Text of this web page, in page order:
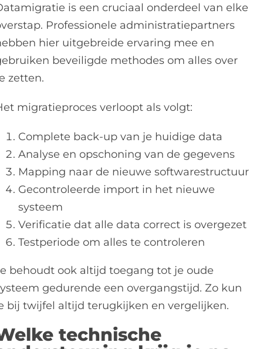
is een cruciaal onderdeel van elke
Professionele administratiepartners
hier uitgebreide ervaring mee en
beveiligde methodes om alles over
zetten.
migratieproces verloopt als volgt:
Complete back-up van je huidige data
Analyse en opschoning van de gegevens
Mapping naar de nieuwe softwarestructuur
Gecontroleerde import in het nieuwe
systeem
Verificatie dat alle data correct is overgezet
Testperiode om alles te controleren
behoudt ook altijd toegang tot je oude
gedurende een overgangstijd. Zo kun
bij twijfel altijd terugkijken en vergelijken.
technische